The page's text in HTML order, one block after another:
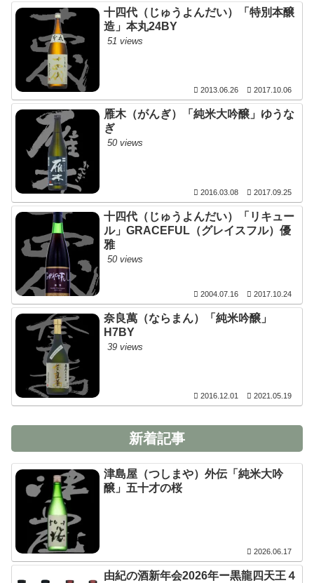
十四代（じゅうよんだい）「特別本醸
造」本丸24BY
51 views
2013.06.26 2017.10.06
雁木（がんぎ）「純米大吟醸」ゆうな
ぎ
50 views
2016.03.08 2017.09.25
十四代（じゅうよんだい）「リキュー
ル」GRACEFUL（グレイスフル）優
雅
50 views
2004.07.16 2017.10.24
奈良萬（ならまん）「純米吟醸」
H7BY
39 views
2016.12.01 2021.05.19
新着記事
津島屋（つしまや）外伝「純米大吟
醸」五十才の桜
2026.06.17
由紀の酒新年会2026年ー黒龍四天王４